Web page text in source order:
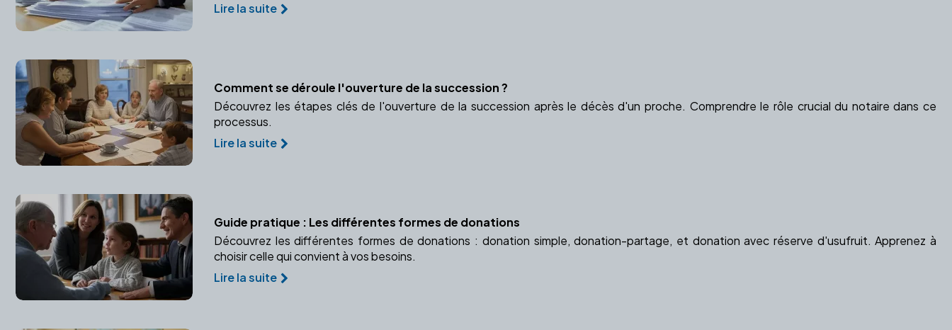
Lire la suite
Comment se déroule l'ouverture de la succession ?
Découvrez les étapes clés de l'ouverture de la succession après le décès d'un proche. Comprendre le rôle crucial du notaire dans ce
processus.
Lire la suite
Guide pratique : Les différentes formes de donations
Découvrez les différentes formes de donations : donation simple, donation-partage, et donation avec réserve d'usufruit. Apprenez à
choisir celle qui convient à vos besoins.
Lire la suite